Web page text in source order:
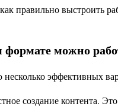
правильно выстроить
можно
эффективных
создание контента.